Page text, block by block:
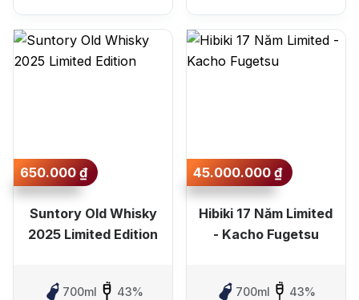
650.000₫
Suntory Old Whisky
2025 Limited Edition
700ml 43%
45.000.000₫
Hibiki 17 Năm Limited
- Kacho Fugetsu
700ml 43%